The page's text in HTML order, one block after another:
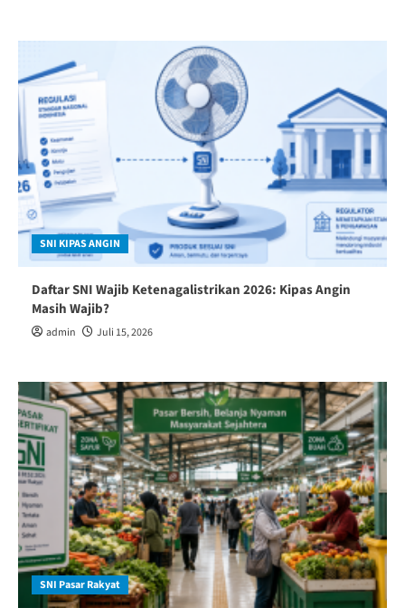
SNI KIPAS ANGIN
Daftar SNI Wajib Ketenagalistrikan 2026: Kipas Angin
Masih Wajib?
admin Juli 15, 2026
SNI Pasar Rakyat